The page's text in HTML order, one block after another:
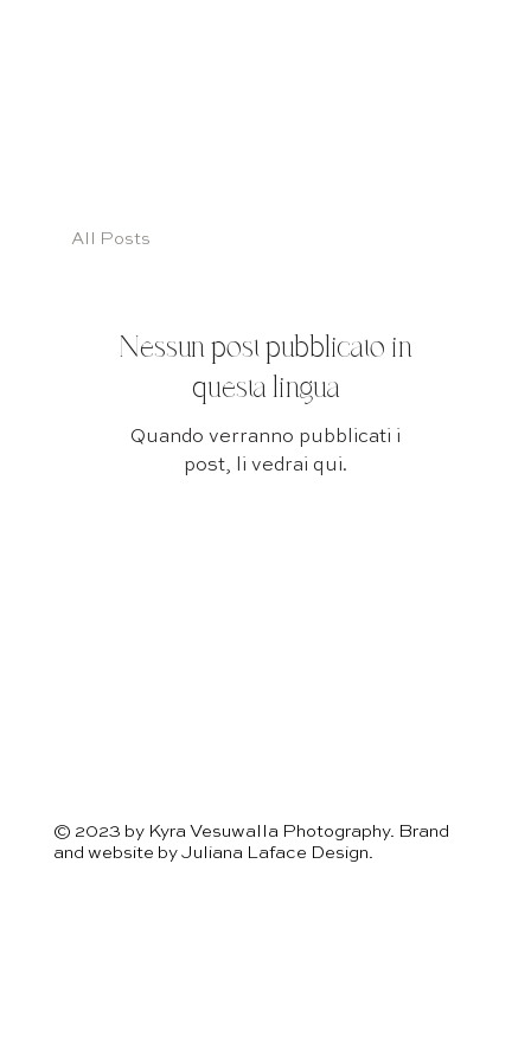
All Posts
Nessun post pubblicato in
questa lingua
Quando verranno pubblicati i
post, li vedrai qui.
© 2023 by Kyra Vesuwalla Photography. Brand
and website by Juliana Laface Design.